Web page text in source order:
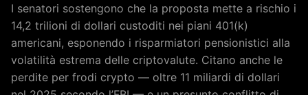
I senatori sostengono che la proposta mette a rischio i
14,2 trilioni di dollari custoditi nei piani 401(k)
americani, esponendo i risparmiatori pensionistici alla
volatilità estrema delle criptovalute. Citano anche le
perdite per frodi crypto — oltre 11 miliardi di dollari